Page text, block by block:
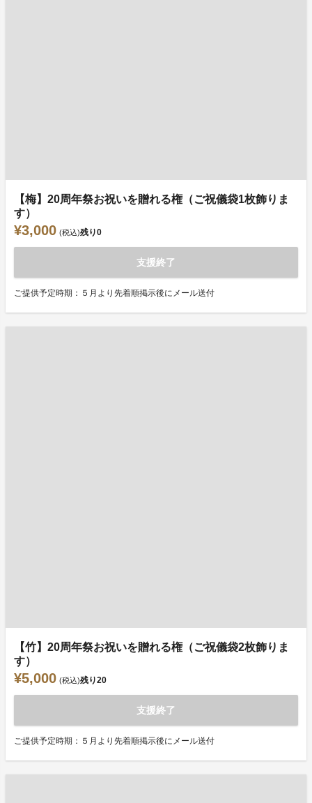
【梅】20周年祭お祝いを贈れる権（ご祝儀袋1枚飾りま
す）
¥3,000 (税込)残り0
支援終了
ご提供予定時期：５月より先着順掲示後にメール送付
【竹】20周年祭お祝いを贈れる権（ご祝儀袋2枚飾りま
す）
¥5,000 (税込)残り20
支援終了
ご提供予定時期：５月より先着順掲示後にメール送付